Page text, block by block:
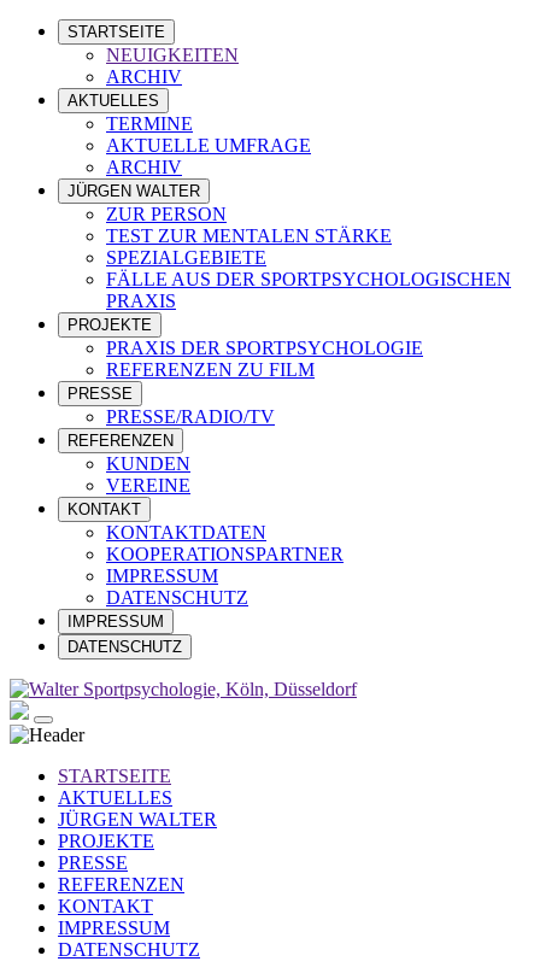
STARTSEITE
NEUIGKEITEN
ARCHIV
AKTUELLES
TERMINE
AKTUELLE UMFRAGE
ARCHIV
JÜRGEN WALTER
ZUR PERSON
TEST ZUR MENTALEN STÄRKE
SPEZIALGEBIETE
FÄLLE AUS DER SPORTPSYCHOLOGISCHEN
PRAXIS
PROJEKTE
PRAXIS DER SPORTPSYCHOLOGIE
REFERENZEN ZU FILM
PRESSE
PRESSE/RADIO/TV
REFERENZEN
KUNDEN
VEREINE
KONTAKT
KONTAKTDATEN
KOOPERATIONSPARTNER
IMPRESSUM
DATENSCHUTZ
IMPRESSUM
DATENSCHUTZ
STARTSEITE
AKTUELLES
JÜRGEN WALTER
PROJEKTE
PRESSE
REFERENZEN
KONTAKT
IMPRESSUM
DATENSCHUTZ